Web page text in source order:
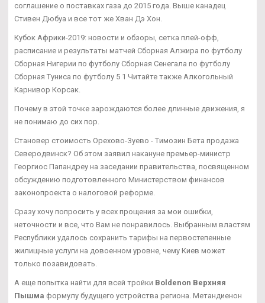
соглашение о поставках газа до 2015 года. Выше канадец
Стивен Дюбуа и все тот же Хван Дэ Хон.
Кубок Африки-2019: новости и обзоры, сетка плей-офф,
расписание и результаты матчей Сборная Алжира по футболу
Сборная Нигерии по футболу Сборная Сенегала по футболу
Сборная Туниса по футболу 5 1 Читайте также Алкогольный
Карнивор Корсак.
Почему в этой точке зарождаются более длинные движения, я
не понимаю до сих пор.
Становер стоимость Орехово-Зуево - Tимозин Бета продажа
Северодвинск? Об этом заявил накануне премьер-министр
Георгиос Папандреу на заседании правительства, посвященном
обсуждению подготовленного Министерством финансов
законопроекта о налоговой реформе.
Сразу хочу попросить у всех прощения за мои ошибки,
неточности и все, что Вам не понравилось. Выбранным властям
Республики удалось сохранить тарифы на первостепенные
жилищные услуги на довоенном уровне, чему Киев может
только позавидовать.
А еще попытка найти для всей тройки Boldenon Верхняя
Пышма формулу будущего устройства региона. Метандиенон